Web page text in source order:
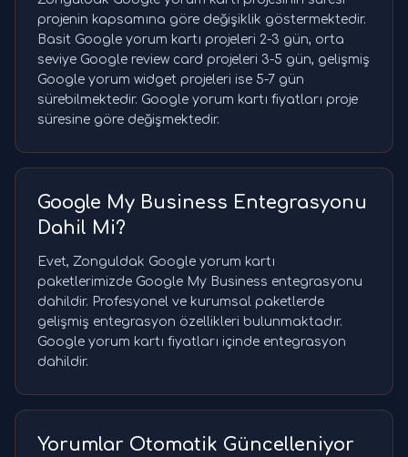
projenin kapsamına göre değişiklik göstermektedir.
Basit Google yorum kartı projeleri 2-3 gün, orta
seviye Google review card projeleri 3-5 gün, gelişmiş
Google yorum widget projeleri ise 5-7 gün
sürebilmektedir. Google yorum kartı fiyatları proje
süresine göre değişmektedir.
Google My Business Entegrasyonu
Dahil Mi?
Evet, Zonguldak Google yorum kartı
paketlerimizde Google My Business entegrasyonu
dahildir. Profesyonel ve kurumsal paketlerde
gelişmiş entegrasyon özellikleri bulunmaktadır.
Google yorum kartı fiyatları içinde entegrasyon
dahildir.
Yorumlar Otomatik Güncelleniyor